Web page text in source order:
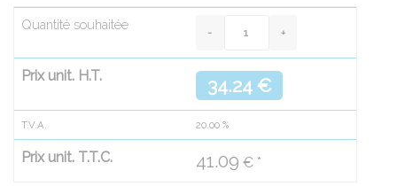
Quantité souhaitée
Prix unit. H.T. 34.24 €
T.V.A. 20.00 %
Prix unit. T.T.C. 41.09 € *